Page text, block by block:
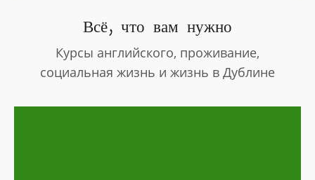
Всё, что вам нужно
Курсы английского, проживание,
социальная жизнь и жизнь в Дублине
курсы